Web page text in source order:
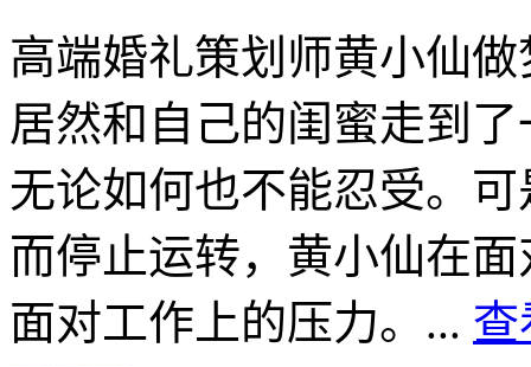
高端婚礼策划师黄小仙
居然和自己的闺蜜走到
无论如何也不能忍受。
而停止运转，黄小仙在
面对工作上的压力。... 查